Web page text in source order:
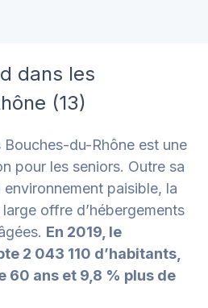
dans les
(13)
du-Rhône est une
pour les seniors. Outre sa
paisible, la
offre d’hébergements
En 2019, le
2 043 110 d’habitants,
60 ans et 9,8 % plus de